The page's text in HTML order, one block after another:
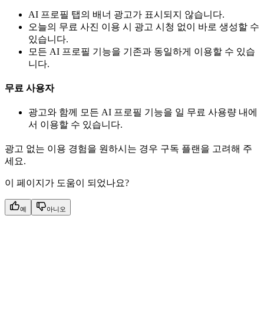
AI 프로필 탭의 배너 광고가 표시되지 않습니다.
오늘의 무료 사진 이용 시 광고 시청 없이 바로 생성할 수
있습니다.
모든 AI 프로필 기능을 기존과 동일하게 이용할 수 있습
니다.
무료 사용자
광고와 함께 모든 AI 프로필 기능을 일 무료 사용량 내에
서 이용할 수 있습니다.
광고 없는 이용 경험을 원하시는 경우 구독 플랜을 고려해 주
세요.
이 페이지가 도움이 되었나요?
예 아니오